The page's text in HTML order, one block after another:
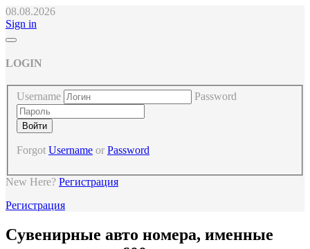
08.08.2026
Sign in
LOGIN
Username Password
Forgot Username or Password
New Here? Регистрация
Регистрация
Cувенирные авто номера, именные